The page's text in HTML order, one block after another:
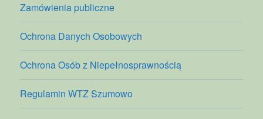
Zamówienia publiczne
Ochrona Danych Osobowych
Ochrona Osób z Niepełnosprawnością
Regulamin WTZ Szumowo